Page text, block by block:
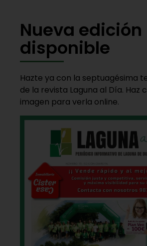
Nueva edición
disponible
Hazte ya con la septuagésima
de la revista Laguna al Día. Haz
imagen para verla online.